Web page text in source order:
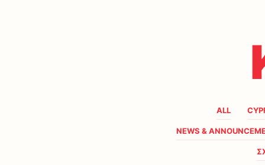
ALL
NEWS &